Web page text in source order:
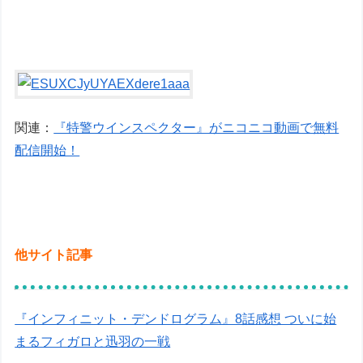
関連：
『特警ウインスペクター』がニコニコ動画で無料
配信開始！
他サイト記事
『インフィニット・デンドログラム』8話感想 ついに始
まるフィガロと迅羽の一戦